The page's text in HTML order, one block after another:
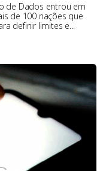
de Dados entrou em
de 100 nações que
definir limites e...